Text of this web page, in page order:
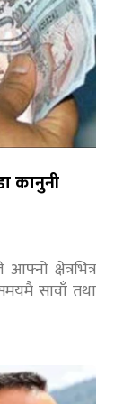
कानुनी
क्षेत्रभित्र
सावाँ तथा